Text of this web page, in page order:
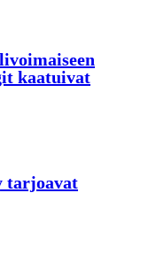
kaatuivat
tarjoavat